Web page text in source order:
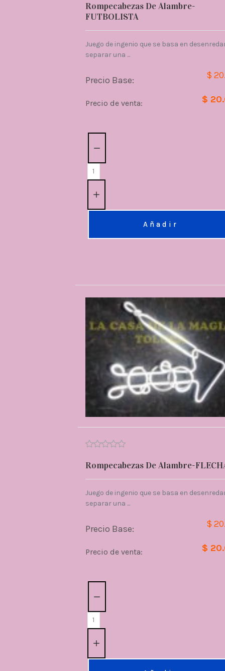
Rompecabezas De Alambre-
FUTBOLISTA
Juego de ingenio que se basa en
separar una ...
Precio Base: $
Precio de venta: $
Añadir
Rompecabezas De Alambre-
Juego de ingenio que se basa en
separar una ...
Precio Base: $
Precio de venta: $